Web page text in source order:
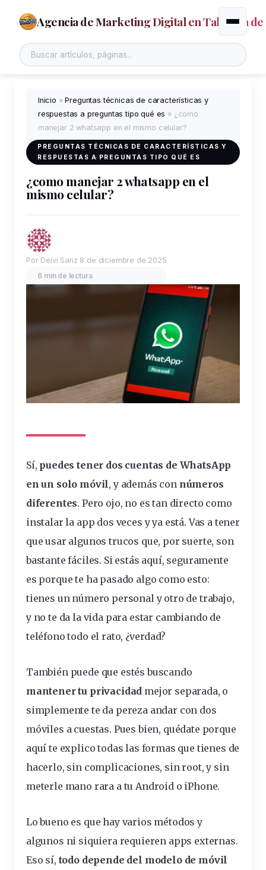
Agencia de Marketing Digital en Talavera de
Alternar
Inicio »Preguntas técnicas de características y
respuestas a preguntas tipo qué es » ¿como
manejar 2 whatsapp en el mismo celular?
PREGUNTAS TÉCNICAS DE CARACTERÍSTICAS Y
RESPUESTAS A PREGUNTAS TIPO QUÉ ES
¿como manejar 2 whatsapp en el
mismo celular?
Por Deivi Sanz 8 de diciembre de 2025
6 min de lectura
Sí, puedes tener dos cuentas de WhatsApp
en un solo móvil, y además con números
diferentes. Pero ojo, no es tan directo como
instalar la app dos veces y ya está. Vas a tener
que usar algunos trucos que, por suerte, son
bastante fáciles. Si estás aquí, seguramente
es porque te ha pasado algo como esto:
tienes un número personaly otro de trabajo,
y no te da la vida para estar cambiando de
teléfono todo el rato, ¿verdad?
También puede que estés buscando
mantener tu privacidad mejor separada, o
simplemente te da pereza andar con dos
móviles a cuestas. Pues bien, quédate porque
aquí te explico todas las formas que tienes de
hacerlo, sin complicaciones, sinroot, y sin
meterle mano rara a tu Android o iPhone.
Lo bueno es que hay varios métodos y
algunos ni siquiera requieren apps externas.
Eso sí, todo depende del modelo de móvil